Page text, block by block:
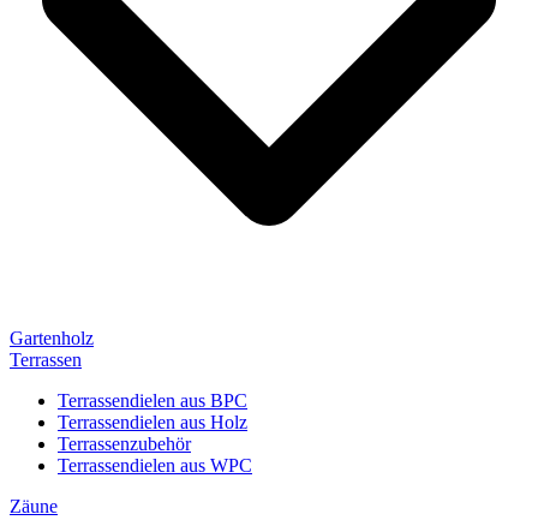
Gartenholz
Terrassen
Terrassendielen aus BPC
Terrassendielen aus Holz
Terrassenzubehör
Terrassendielen aus WPC
Zäune